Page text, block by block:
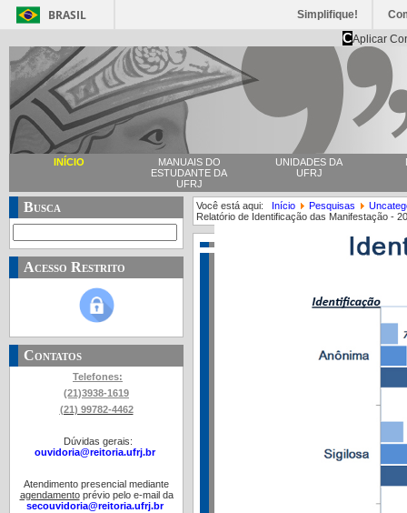
BRASIL Simplifique!
CAplicar
INÍCIO
MANUAIS DO
ESTUDANTE DA
UFRJ
UNIDADES DA
UFRJ
Busca
Acesso Restrito
Contatos
Telefones:
(21)3938-1619
(21) 99782-4462
Dúvidas gerais:
ouvidoria@reitoria.ufrj.br
Atendimento presencial mediante
agendamentoprévio pelo e-mail da
secouvidoria@reitoria.ufrj.br
Você está aqui: Início Pesquisas
Relatório de Identificação das Manifestação -